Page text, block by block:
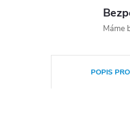
Máme
POPIS